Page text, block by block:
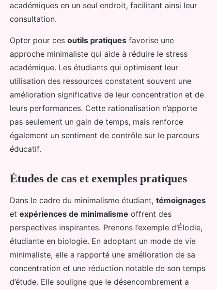
académiques en un seul endroit, facilitant ainsi leur
consultation.
Opter pour ces outils pratiques favorise une
approche minimaliste qui aide à réduire le stress
académique. Les étudiants qui optimisent leur
utilisation des ressources constatent souvent une
amélioration significative de leur concentration et de
leurs performances. Cette rationalisation n’apporte
pas seulement un gain de temps, mais renforce
également un sentiment de contrôle sur le parcours
éducatif.
Études de cas et exemples pratiques
Dans le cadre du minimalisme étudiant, témoignages
et expériences de minimalisme offrent des
perspectives inspirantes. Prenons l’exemple d’Élodie,
étudiante en biologie. En adoptant un mode de vie
minimaliste, elle a rapporté une amélioration de sa
concentration et une réduction notable de son temps
d’étude. Elle souligne que le désencombrement a